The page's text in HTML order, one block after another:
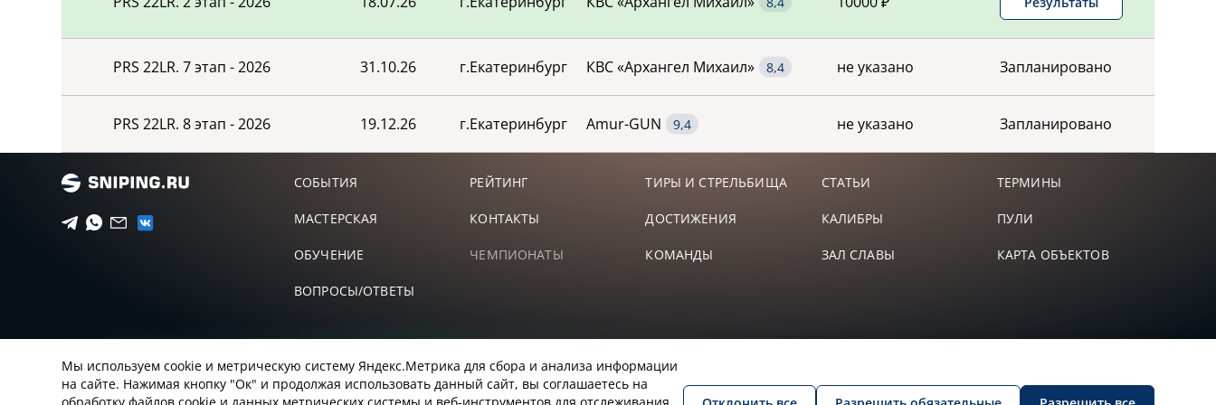
-
МЕЛИХОВ ДМИТРИЙ 57,00 -
ВАСИЛЬЕВ ИВАН 55,00
20 ЗАЯКИН ПАВЕЛ -
МАРЫШЕВ АЛЕКСАНДР ВАЛЕРЬЕВИЧ 44,00 -
23 КОРЮКИН ВЛАДИСЛАВ ОЛЕГОВИЧ 40,00 - - - -
PRS 22LR. 7 этап - 2026 31.10.26 г.Екатеринбург КВС «Архангел Михаил» не указано Запланировано
PRS 22LR. 8 этап - 2026 19.12.26 г.Екатеринбург Amur-GUN не указано Запланировано
СОБЫТИЯ РЕЙТИНГ ТИРЫ И СТРЕЛЬБИЩА СТАТЬИ ТЕРМИНЫ
МАСТЕРСКАЯ КОНТАКТЫ ДОСТИЖЕНИЯ КАЛИБРЫ ПУЛИ
ОБУЧЕНИЕ ЧЕМПИОНАТЫ КОМАНДЫ ЗАЛ СЛАВЫ КАРТА ОБЪЕКТОВ
ВОПРОСЫ/ОТВЕТЫ
Мы используем cookie и метрическую систему Яндекс.Метрика для сбора и анализа информации
на сайте. Нажимая кнопку "Ок" и продолжая использовать данный сайт, вы соглашаетесь на